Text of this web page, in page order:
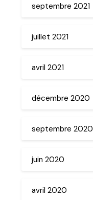
septembre 2021
juillet 2021
avril 2021
décembre 2020
septembre 2020
juin 2020
avril 2020